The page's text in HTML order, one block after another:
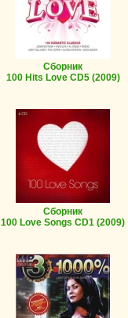
Сборник
100 Hits Love CD5 (2009)
Сборник
100 Love Songs CD1 (2009)